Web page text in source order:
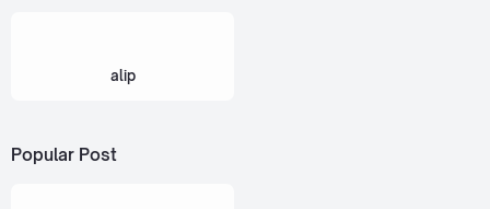
alip
Popular Post